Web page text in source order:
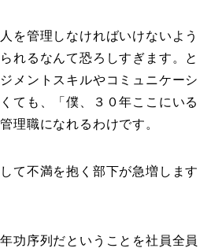
を管理しなければいけないよう
れるなんて恐ろしすぎます。と
メントスキルやコミュニケーシ
ても、「僕、３０年ここにいる
理職になれるわけです。
て不満を抱く部下が急増します
功序列だということを社員全員